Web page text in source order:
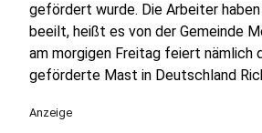
gefördert wurde. Die Arbeiter
beeilt, heißt es von der Gemeinde
am morgigen Freitag feiert nämlich
geförderte Mast in Deutschland
Anzeige